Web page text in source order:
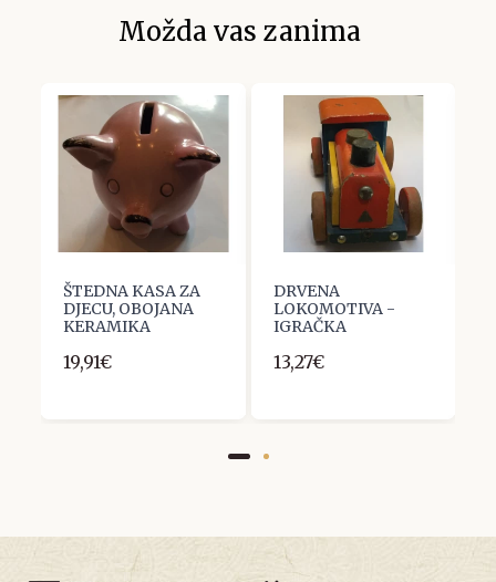
Možda vas zanima
ŠTEDNA KASA ZA
DJECU, OBOJANA
KERAMIKA
19,91€
DRVENA
LOKOMOTIVA -
IGRAČKA
13,27€